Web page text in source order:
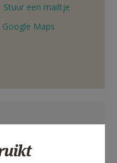
Stuur een mailtje
Google Maps